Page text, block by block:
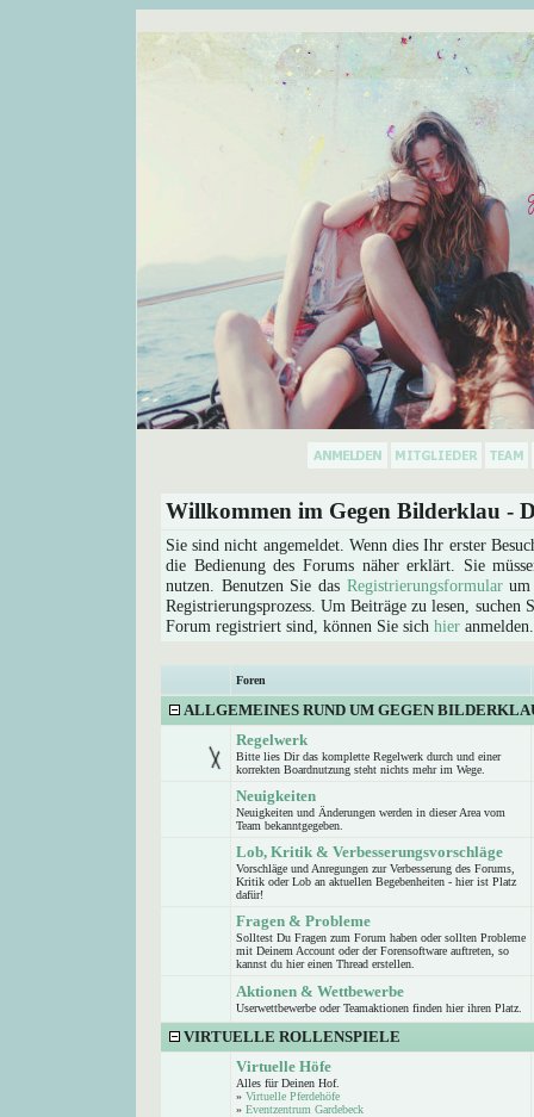
Willkommen im Gegen Bilderklau -
Sie sind nicht angemeldet. Wenn dies Ihr erster
die Bedienung des Forums näher erklärt. Sie
nutzen. Benutzen Sie das Registrierungsformularum
Registrierungsprozess. Um Beiträge zu lesen,
Forum registriert sind, können Sie sich hier anmelden.
Foren
ALLGEMEINES RUND UM GEGEN
Regelwerk
Bitte lies Dir das komplette Regelwerk durch und einer
korrekten Boardnutzung steht nichts mehr im Wege.
Neuigkeiten
Neuigkeiten und Änderungen werden in dieser Area vom
Team bekanntgegeben.
Lob, Kritik & Verbesserungsvorschläge
Vorschläge und Anregungen zur Verbesserung des Forums,
Kritik oder Lob an aktuellen Begebenheiten - hier ist Platz
dafür!
Fragen & Probleme
Solltest Du Fragen zum Forum haben oder sollten Probleme
mit Deinem Account oder der Forensoftware auftreten, so
kannst du hier einen Thread erstellen.
Aktionen & Wettbewerbe
Userwettbewerbe oder Teamaktionen finden hier ihren Platz.
VIRTUELLE ROLLENSPIELE
Virtuelle Höfe
Alles für Deinen Hof.
» Virtuelle Pferdehöfe
» Eventzentrum Gardebeck